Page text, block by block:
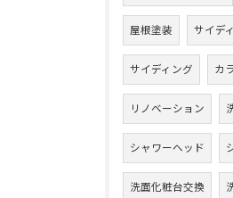
屋根塗装 サイデ
サイディング カ
リノベーション
シャワーヘッド
洗面化粧台交換